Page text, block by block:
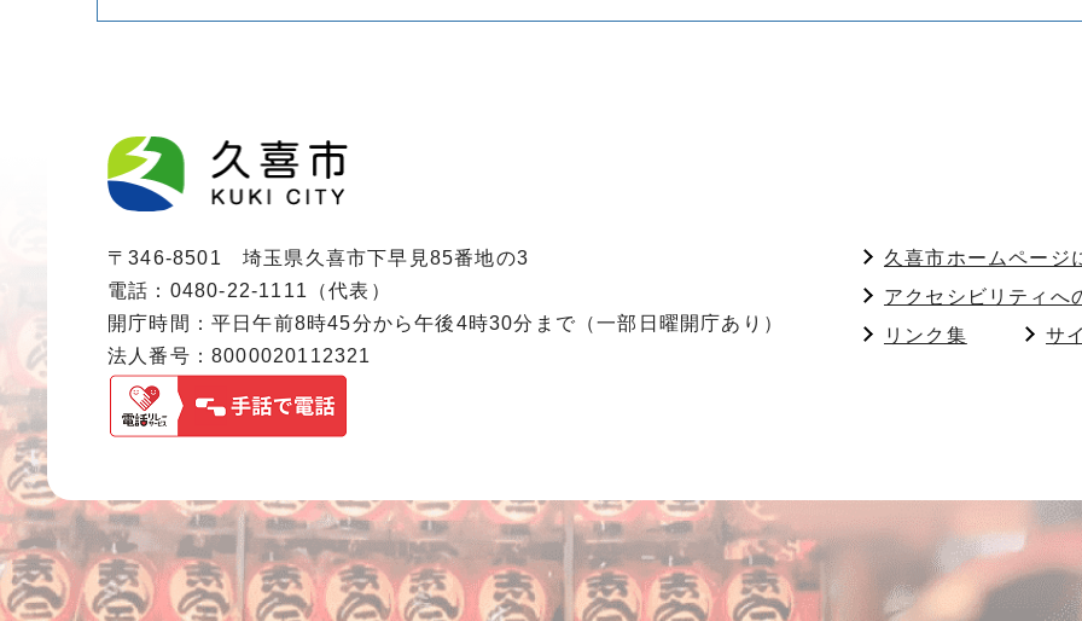
〒346-8501 埼玉県久喜市下早見85番地の3
電話：0480-22-1111（代表）
開庁時間：平日午前8時45分から午後4時30分まで（一部日曜開庁あり）
法人番号：8000020112321
久喜市ホームページ
アクセシビリティへ
リンク集
サ